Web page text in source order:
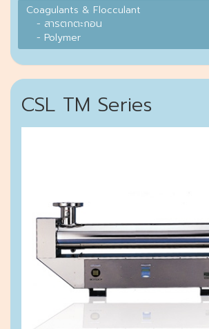
Coagulants & Flocculant
- สารตกตะกอน
- Polymer
CSL TM Series